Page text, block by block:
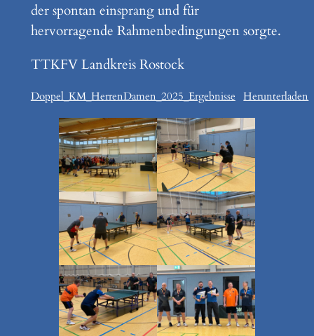
der spontan einsprang und für
hervorragende Rahmenbedingungen sorgte.
TTKFV Landkreis Rostock
Doppel_KM_HerrenDamen_2025_Ergebnisse Herunterladen